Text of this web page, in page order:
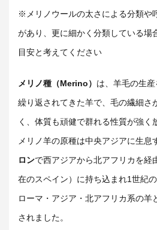
※メリノウールの太さによる分類や
があり、更に細かく分類している場
目安と考えてください
メリノ種 （Merino） は、羊毛の生
繰り返されてきた羊で、毛の繊細さ
く、体質も頑健で群れる性質が強く
メリノ羊の原種は中央アジアに生息
ロンで西アジアから北アフリカを経
在のスペイン）に持ち込まれ1世紀
ローマ・アジア・北アフリカ系の羊
されました。